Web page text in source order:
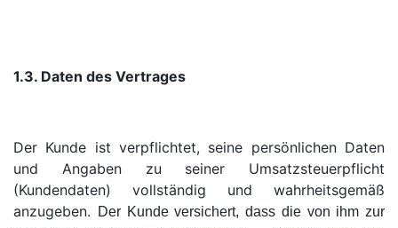
1.3. Daten des Vertrages
Der Kunde ist verpflichtet, seine persönlichen Daten
und Angaben zu seiner Umsatzsteuerpflicht
(Kundendaten) vollständig und wahrheitsgemäß
anzugeben.
Der Kunde versichert, dass die von ihm zur